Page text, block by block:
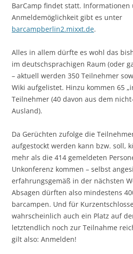
BarCamp findet statt. Informationen
Anmeldemöglichkeit gibt es unter
barcampberlin2.mixxt.de.
Alles in allem dürfte es wohl das
im deutschsprachigen Raum (oder
– aktuell werden 350 Teilnehmer
Wiki aufgelistet. Hinzu kommen 65
Teilnehmer (40 davon aus dem
Ausland).
Da Gerüchten zufolge die
aufgestockt werden kann bzw. soll,
mehr als die 414 gemeldeten
Unkonferenz kommen – selbst
erfahrungsgemäß in der nächsten
Absagen dürften also mindestens
barcampen. Und für
wahrscheinlich auch ein Platz auf
letztendlich noch zur Teilnahme
gilt also: Anmelden!